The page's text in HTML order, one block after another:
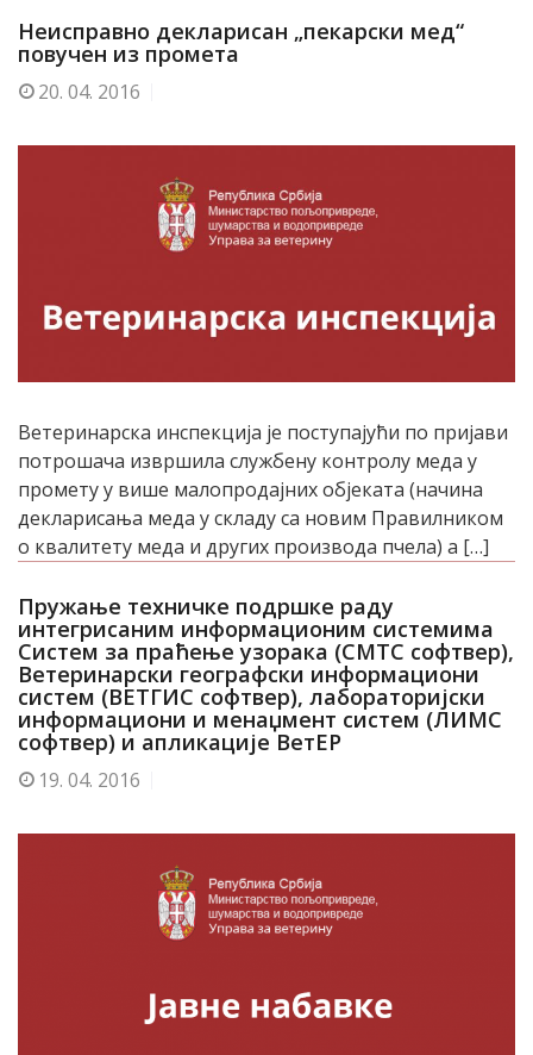
Неисправно декларисан „пекарски мед“
повучен из промета
20. 04. 2016
Ветеринарска инспекција је поступајући по пријави
потрошача извршила службену контролу меда у
промету у више малопродајних објеката (начина
декларисања меда у складу са новим Правилником
о квалитету меда и других производа пчела) а […]
Пружање техничке подршке раду
интегрисаним информационим системима
Систем за праћење узорака (СМТС софтвер),
Ветеринарски географски информациони
систем (ВЕТГИС софтвер), лабораторијски
информациони и менаџмент систем (ЛИМС
софтвер) и апликације ВетЕР
19. 04. 2016